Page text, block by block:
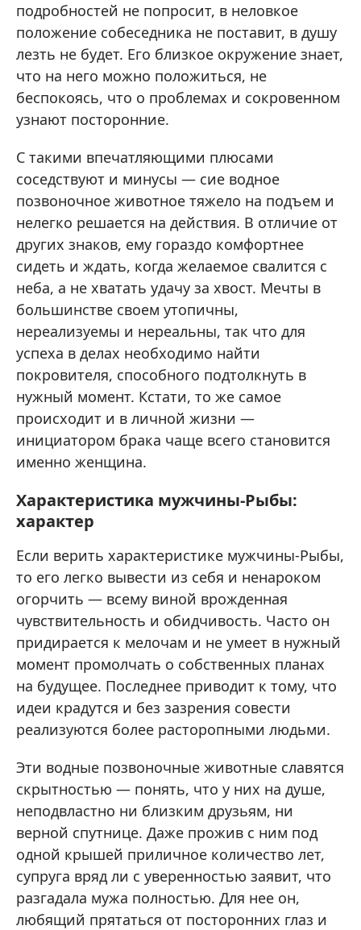
подробностей не попросит, в неловкое
положение собеседника не поставит, в душу
лезть не будет. Его близкое окружение знает,
что на него можно положиться, не
беспокоясь, что о проблемах и сокровенном
узнают посторонние.
С такими впечатляющими плюсами
соседствуют и минусы — сие водное
позвоночное животное тяжело на подъем и
нелегко решается на действия. В отличие от
других знаков, ему гораздо комфортнее
сидеть и ждать, когда желаемое свалится с
неба, а не хватать удачу за хвост. Мечты в
большинстве своем утопичны,
нереализуемы и нереальны, так что для
успеха в делах необходимо найти
покровителя, способного подтолкнуть в
нужный момент. Кстати, то же самое
происходит и в личной жизни —
инициатором брака чаще всего становится
именно женщина.
Характеристика мужчины-Рыбы:
характер
Если верить характеристике мужчины-Рыбы,
то его легко вывести из себя и ненароком
огорчить — всему виной врожденная
чувствительность и обидчивость. Часто он
придирается к мелочам и не умеет в нужный
момент промолчать о собственных планах
на будущее. Последнее приводит к тому, что
идеи крадутся и без зазрения совести
реализуются более расторопными людьми.
Эти водные позвоночные животные славятся
скрытностью — понять, что у них на душе,
неподвластно ни близким друзьям, ни
верной спутнице. Даже прожив с ним под
одной крышей приличное количество лет,
супруга вряд ли с уверенностью заявит, что
разгадала мужа полностью. Для нее он,
любящий прятаться от посторонних глаз и